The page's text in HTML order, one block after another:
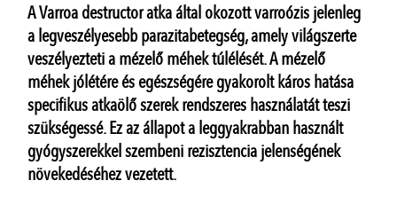
A Varroa destructor atka által okozott varroózis jelenleg
a legveszélyesebb parazitabetegség, amely világszerte
veszélyezteti a mézelő méhek túlélését. A mézelő
méhek jólétére és egészségére gyakorolt káros hatása
specifikus atkaölő szerek rendszeres használatát teszi
szükségessé. Ez az állapot a leggyakrabban használt
gyógyszerekkel szembeni rezisztencia jelenségének
növekedéséhez vezetett.